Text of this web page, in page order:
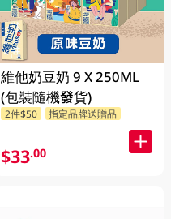
維他奶豆奶 9 X 250ML
(包裝隨機發貨)
2件$50 指定品牌送贈品
$33.00